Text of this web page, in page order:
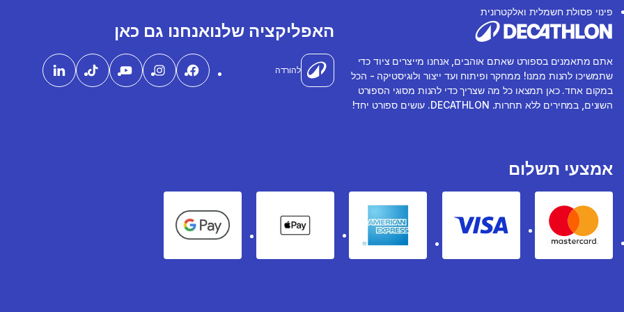
פינוי פסולת חשמלית ואלקטרונית
אתם מתאמנים בספורט שאתם אוהבים, אנחנו מייצרים ציוד כדי
שתמשיכו להנות ממנו! ממחקר ופיתוח ועד ייצור ולוגיסטיקה - הכל
במקום אחד. כאן תמצאו כל מה שצריך כדי להנות מסוגי הספורט
השונים, במחירים ללא תחרות. DECATHLON. עושים ספורט יחד!
האפליקציה שלנו
להורדה
אנחנו גם כאן
אמצעי תשלום
Mastercard
Visa
American express
Apple Pay
Google Pay